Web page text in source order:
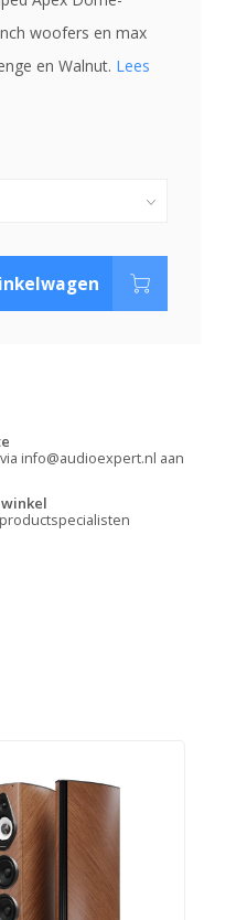
woofers en max
en Walnut. Lees
info@audioexpert.nl aan